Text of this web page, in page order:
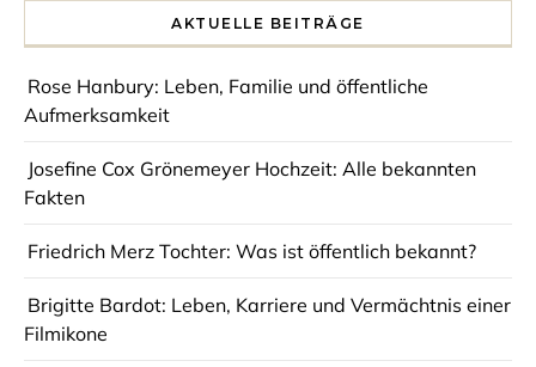
AKTUELLE BEITRÄGE
Rose Hanbury: Leben, Familie und öffentliche
Aufmerksamkeit
Josefine Cox Grönemeyer Hochzeit: Alle bekannten
Fakten
Friedrich Merz Tochter: Was ist öffentlich bekannt?
Brigitte Bardot: Leben, Karriere und Vermächtnis einer
Filmikone